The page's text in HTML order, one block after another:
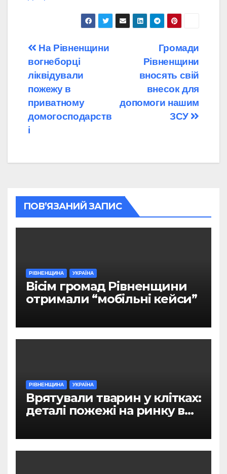
Навігація
записів
Громади
Рівненщини
вносять свій
внесок для
допомоги нашим
ЗСУ
На Рівненщини
вогнеборці
ліквідували
пожежу в
приватному
домогосподарств
і
ПОВ’ЯЗАНИЙ ЗАПИС
РІВНЕНЩИНА УКРАЇНА
Вісім громад Рівненщини
отримали “мобільні кейси”
РІВНЕНЩИНА УКРАЇНА
Врятували тварин у клітках:
деталі пожежі на ринку в